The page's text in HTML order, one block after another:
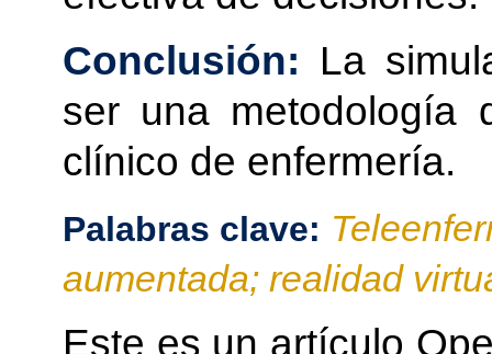
Conclusión: La
ser una metodología
clínico de enfermería.
Palabras clave:
aumentada; realidad
Este es un artículo